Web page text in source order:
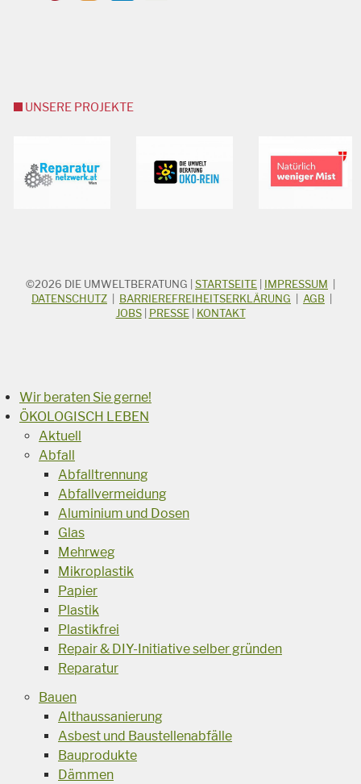
UNSERE PROJEKTE
STICHWORTSUCHE
Suchbegriff
©2026 DIE UMWELTBERATUNG STARTSEITE IMPRESSUM
DATENSCHUTZ
BARRIEREFREIHEITSERKLÄRUNG AGB
JOBS| PRESSE| KONTAKT
Wir beraten Sie gerne!
ÖKOLOGISCH LEBEN
Aktuell
Abfall
Abfalltrennung
Abfallvermeidung
Aluminium und Dosen
Glas
Mehrweg
Mikroplastik
Papier
Plastik
Plastikfrei
Repair & DIY-Initiative selber gründen
Reparatur
Bauen
Althaussanierung
Asbest und Baustellenabfälle
Bauprodukte
Dämmen